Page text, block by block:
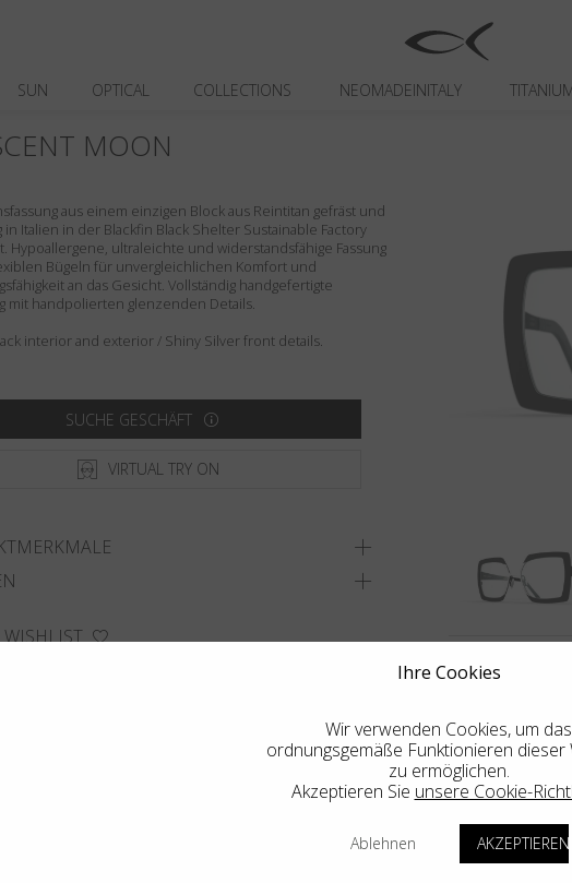
SUN OPTICAL COLLECTIONS NEOMADEINITALY
aus einem einzigen Block aus Reintitan gefräst und
in Italien in der Blackfin Black Shelter Sustainable Factory
Hypoallergene, ultraleichte und widerstandsfähige Fassung
Bügeln für unvergleichlichen Komfort und
an das Gesicht. Vollständig handgefertigte
mit handpolierten glenzenden Details.
interior and exterior / Shiny Silver front details.
SUCHE GESCHÄFT
VIRTUAL TRY ON
MOON
Ihre Cookies
Wir verwenden Cookies, um das
ordnungsgemäße Funktionieren dieser
zu ermöglichen.
Akzeptieren Sie unsere Cookie-
Ablehnen AKZEPTIEREN